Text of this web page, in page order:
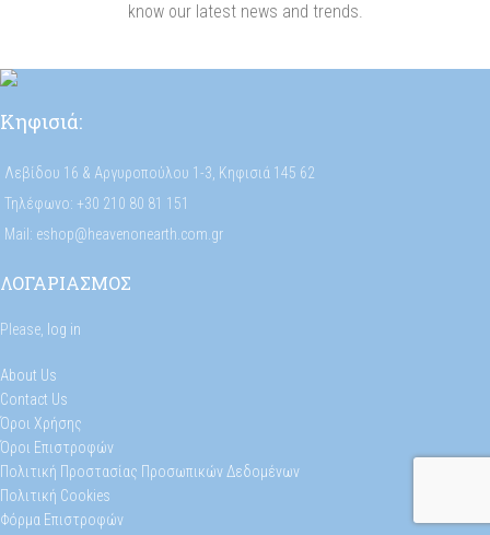
know our latest news and trends.
Κηφισιά:
Λεβίδου 16 & Αργυροπούλου 1-3, Κηφισιά 145 62
Τηλέφωνο: +30 210 80 81 151
Mail: eshop@heavenonearth.com.gr
ΛΟΓΑΡΙΑΣΜΟΣ
Please, log in
About Us
Contact Us
Όροι Χρήσης
Όροι Επιστροφών
Πολιτική Προστασίας Προσωπικών Δεδομένων
Πολιτική Cookies
Φόρμα Επιστροφών